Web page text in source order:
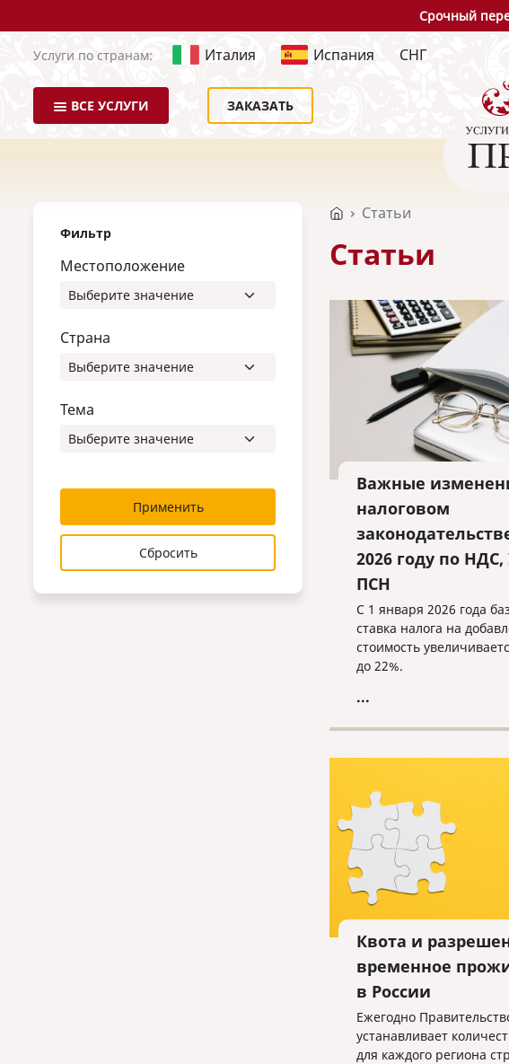
Срочный
Услуги по странам: Италия Испания СНГ
ВСЕ УСЛУГИ ЗАКАЗАТЬ
Фильтр
Местоположение
Страна
Тема
Применить
Сбросить
Статьи
Статьи
Важные
налоговом
2026 году по
ПСН
С 1 января 2026 года
ставка налога на
стоимость
до 22%.
...
Квота и
временное
в России
Ежегодно
устанавливает
для каждого региона